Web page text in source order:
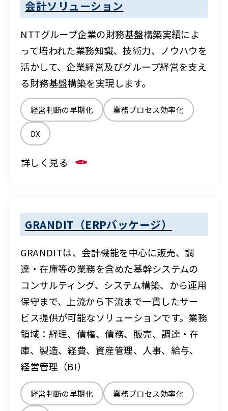
会計ソリューション
NTTグループ企業の財務基盤構築実績によ
って培われた業務知識、技術力、ノウハウを
活かして、企業経営及びグループ経営を支え
る財務基盤構築を実現します。
経営判断の早期化 業務プロセス効率化
DX
詳しく見る
GRANDIT（ERPパッケージ）
GRANDITは、会計機能を中心に販売、調
達・在庫等の業務を含めた基幹システムの
コンサルティング、システム構築、から運用
保守まで、上流から下流まで一貫したサー
ビス提供が可能なソリューションです。業務
領域：経理、債権、債務、販売、調達・在
庫、製造、経費、資産管理、人事、給与、
経営管理（BI）
経営判断の早期化 業務プロセス効率化